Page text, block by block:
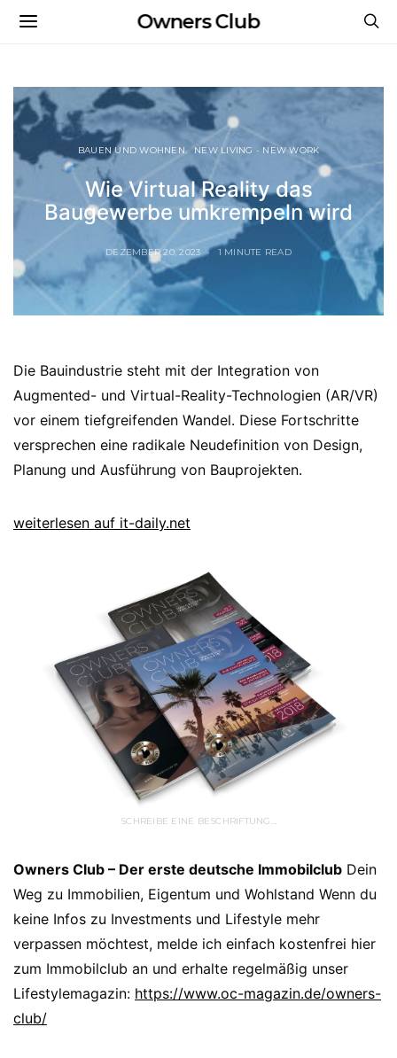
Owners Club
BAUEN UND WOHNEN NEW LIVING - NEW WORK
Wie Virtual Reality das
Baugewerbe umkrempeln wird
DEZEMBER 20, 2023 1 MINUTE READ
Die Bauindustrie steht mit der Integration von
Augmented- und Virtual-Reality-Technologien (AR/VR)
vor einem tiefgreifenden Wandel. Diese Fortschritte
versprechen eine radikale Neudefinition von Design,
Planung und Ausführung von Bauprojekten.
weiterlesen auf it-daily.net
SCHREIBE EINE BESCHRIFTUNG…
Owners Club – Der erste deutsche Immobilclub Dein
Weg zu Immobilien, Eigentum und Wohlstand Wenn du
keine Infos zu Investments und Lifestyle mehr
verpassen möchtest, melde ich einfach kostenfrei hier
zum Immobilclub an und erhalte regelmäßig unser
Lifestylemagazin: https://www.oc-magazin.de/owners-
club/